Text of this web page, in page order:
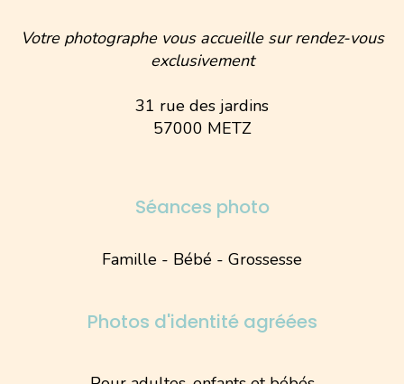
Votre photographe vous accueille sur rendez-vous
exclusivement
31 rue des jardins
57000 METZ
Séances photo
Famille - Bébé - Grossesse
Photos d'identité agréées